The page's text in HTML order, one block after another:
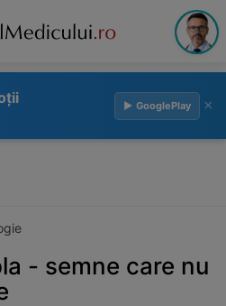
▶ GooglePlay ×
- semne care nu